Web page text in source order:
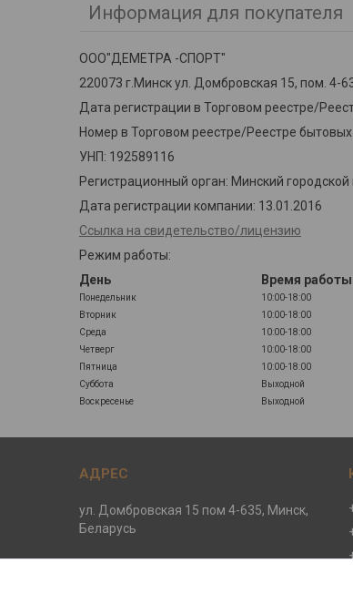
Информация для покупателя
ООО"ДЕМЕТРА -СПОРТ"
220073 г.Минск ул. Домбровская 15, пом. 4-
Дата регистрации в Торговом реестре/
Номер в Торговом реестре/Реестре
УНП: 192589116
Регистрационный орган: Минский
Дата регистрации компании: 13.01.2016
Ссылка на свидетельство/лицензию
Режим работы:
День
Время работы
Понедельник
10:00-18:00
Вторник
10:00-18:00
Среда
10:00-18:00
Четверг
10:00-18:00
Пятница
10:00-18:00
Суббота
Выходной
Воскресенье
Выходной
ул. Домбровская 15 пом 4-635, Минск,
Беларусь